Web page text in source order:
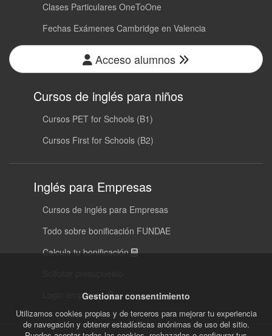
Clases Particulares OneToOne
Fechas Exámenes Cambridge en Valencia
Acceso alumnos
Cursos de inglés para niños
Cursos PET for Schools (B1)
Cursos First for Schools (B2)
Inglés para Empresas
Cursos de inglés para Empresas
Todo sobre bonificación FUNDAE
Calcula tu bonificación
Login empresasGestionar consentimiento
Utilizamos cookies propias y de terceros para mejorar tu experiencia
de navegación y obtener estadísticas anónimas de uso del sitio.